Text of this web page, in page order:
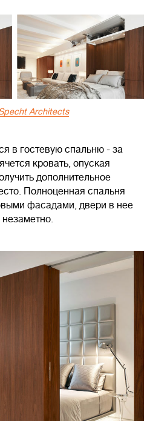
Architects
в гостевую спальню - за
кровать, опуская
дополнительное
Полноценная спальня
фасадами, двери в нее